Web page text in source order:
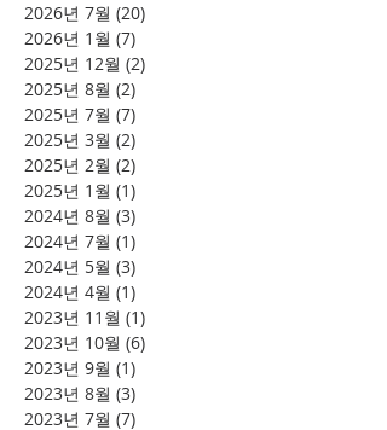
2026년 7월 (20)
2026년 1월 (7)
2025년 12월 (2)
2025년 8월 (2)
2025년 7월 (7)
2025년 3월 (2)
2025년 2월 (2)
2025년 1월 (1)
2024년 8월 (3)
2024년 7월 (1)
2024년 5월 (3)
2024년 4월 (1)
2023년 11월 (1)
2023년 10월 (6)
2023년 9월 (1)
2023년 8월 (3)
2023년 7월 (7)